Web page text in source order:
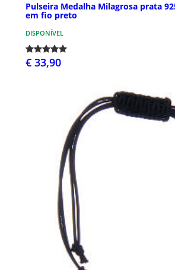
Pulseira Medalha Milagrosa prata
em fio preto
DISPONÍVEL
€ 33,90